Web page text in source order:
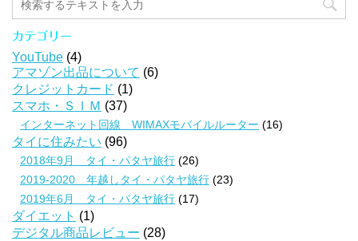
カテゴリー
YouTube (4)
アマゾン出品について (6)
クレジットカード (1)
スマホ・ＳＩＭ (37)
インターネット回線 WIMAXモバイルルーター (16)
タイに住みたい (96)
2018年9月 タイ・パタヤ旅行 (26)
2019-2020 年越しタイ・パタヤ旅行 (23)
2019年6月 タイ・パタヤ旅行 (17)
ダイエット (1)
デジタル商品レビュー (28)